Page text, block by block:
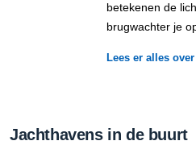
betekenen de
brugwachter je
Lees er alles over
Jachthavens in de buurt